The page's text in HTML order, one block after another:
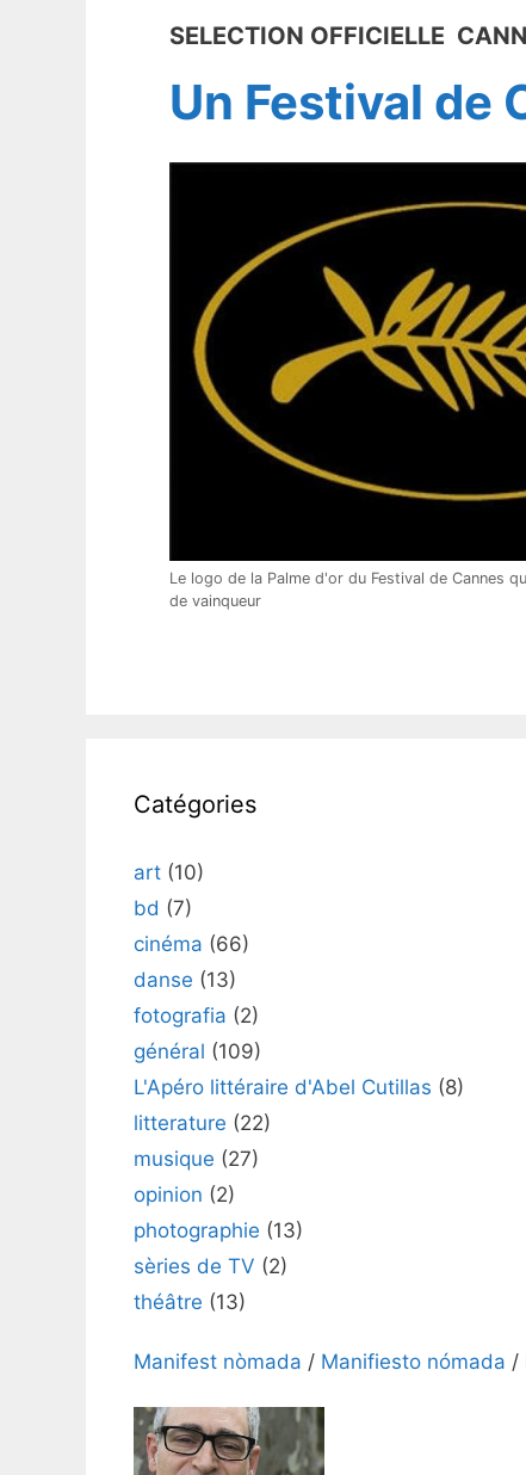
SELECTION OFFICIELLE
Un Festival de
Le logo de la Palme d'or du Festival de Cannes
de vainqueur
Catégories
art (10)
bd (7)
cinéma (66)
danse (13)
fotografia (2)
général (109)
L'Apéro littéraire d'Abel Cutillas (8)
litterature (22)
musique (27)
opinion (2)
photographie (13)
sèries de TV (2)
théâtre (13)
Manifest nòmada / Manifiesto nómada /